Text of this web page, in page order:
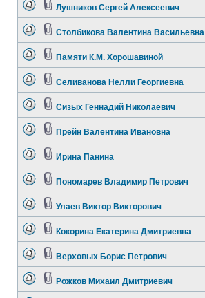
Лушников Сергей Алексеевич
Столбикова Валентина Васильевна
Памяти К.М. Хорошавиной
Селиванова Нелли Георгиевна
Сизых Геннадий Николаевич
Прейн Валентина Ивановна
Ирина Панина
Пономарев Владимир Петрович
Улаев Виктор Викторович
Кокорина Екатерина Дмитриевна
Верховых Борис Петрович
Рожков Михаил Дмитриевич